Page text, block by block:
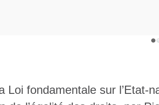
Loi fondamentale sur l’Etat-